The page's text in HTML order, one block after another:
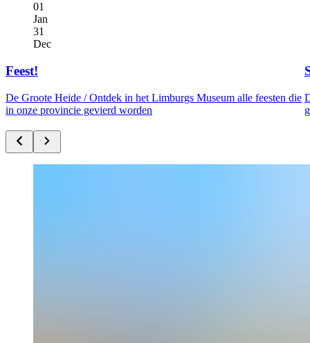
01
Jan
31
Dec
Feest!
De Groote Heide /Ontdek in het Limburgs Museum alle feesten die
in onze provincie gevierd worden